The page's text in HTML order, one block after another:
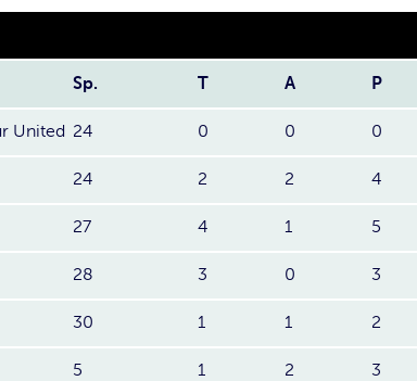
Sp. T A P
United 24 0 0 0
24 2 2 4
27 4 1 5
28 3 0 3
30 1 1 2
5 1 2 3